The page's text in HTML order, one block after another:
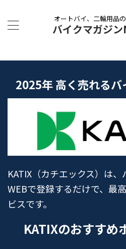
オートバイ、二輪用品
バイクマガジ
2025年 高く売れる
KATIX（カチエックス）は
WEBで登録するだけで、最
ビスです。
KATIXのおすすめ